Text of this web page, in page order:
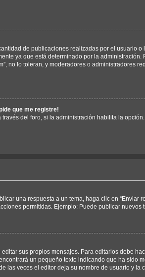
de publicaciones realizadas por el usuario
ya que está determinado por la
no lo toleran, y moderadores o administradores
que me registre!
del foro, si la administración habilita la
una respuesta a un tema, haga clic en “Enviar
permitidas. Ejemplo: Puede publicar nuevos
sus propios mensajes. Para editarlos debe
un pequeño texto indicando que ha sido
las veces el editor deja su nombre de usuario y